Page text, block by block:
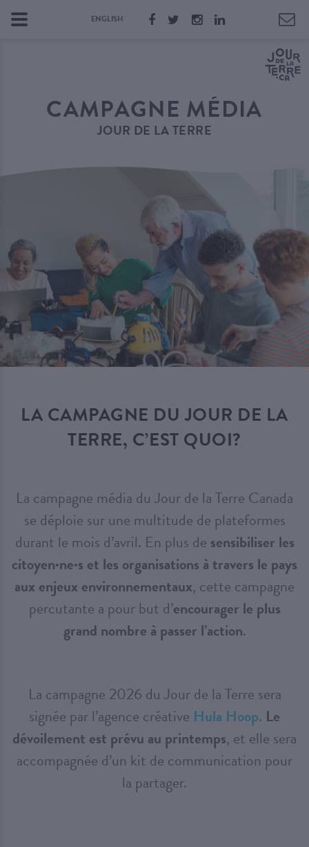
ENGLISH
CAMPAGNE MÉDIA
JOUR DE LA TERRE
LA CAMPAGNE DU JOUR DE LA
TERRE, C’EST QUOI?
La campagne média du Jour de la Terre Canada
se déploie sur une multitude de plateformes
durant le mois d’avril. En plus de sensibiliser les
citoyen·ne·s et les organisations à travers le pays
aux enjeux environnementaux, cette campagne
percutante a pour but d’encourager le plus
grand nombre à passer l’action.
La campagne 2026 du Jour de la Terre sera
signée par l’agence créative Hula Hoop. Le
dévoilement est prévu au printemps, et elle sera
accompagnée d’un kit de communication pour
la partager.